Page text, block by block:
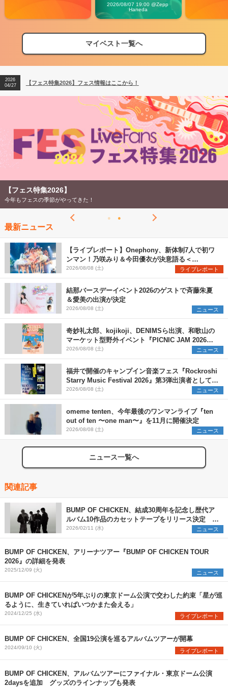
Carnival」
2026/08/07 19:00 @Zepp
Haneda
マイベスト一覧へ
【フェス特集2026】フェス情報はここから！
【ライブ動員ランキング】2026年上半期編発表！
2026
04/27
【フェス特集2026】フェス情報はここから！
2026
【ライブ動員ランキング】2026年上半期編発表！
【フェス特集2026】
今年もフェスの季節がやってきた！
最新ニュース
【ライブレポート】Onephony、新体制7人で初ワ
ンマン！乃咲みり＆今田優衣が決意語る＜
Onephony新体制1st Oneman Live はじまりの夏
＞
2026/08/08 (土) ライブレポート
結那バースデーイベント2026のゲストで斉藤朱夏
＆愛美の出演が決定
2026/08/08 (土) ニュース
奇妙礼太郎、kojikoji、DENIMSら出演、和歌山の
マーケット型野外イベント『PICNIC JAM 2026』
早割チケット発売開始
2026/08/08 (土) ニュース
福井で開催のキャンプイン音楽フェス『Rockroshi
Starry Music Festival 2026』第3弾出演者として
SCOOBIE DO、かりゆし58、Reiを発表
2026/08/08 (土) ニュース
omeme tenten、今年最後のワンマンライブ『ten
out of ten 〜one man〜』を11月に開催決定
2026/08/08 (土) ニュース
ニュース一覧へ
関連記事
BUMP OF CHICKEN、結成30周年を記念し歴代ア
ルバム10作品のカセットテープをリリース決定 ツ
アーの追加公演を発表
2026/02/11 (水) ニュース
BUMP OF CHICKEN、アリーナツアー『BUMP OF CHICKEN TOUR
2026』の詳細を発表
2025/12/09 (火) ニュース
BUMP OF CHICKENが5年ぶりの東京ドーム公演で交わした約束「星が巡
るように、生きていればいつかまた会える」
2024/12/25 (水) ライブレポート
BUMP OF CHICKEN、全国19公演を巡るアルバムツアーが開幕
2024/09/10 (火) ライブレポート
BUMP OF CHICKEN、アルバムツアーにファイナル・東京ドーム公演
2daysを追加 グッズのラインナップも発表